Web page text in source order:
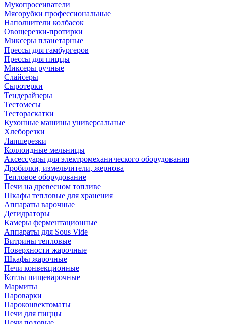
Мукопросеиватели
Мясорубки профессиональные
Наполнители колбасок
Овощерезки-протирки
Миксеры планетарные
Прессы для гамбургеров
Прессы для пиццы
Миксеры ручные
Слайсеры
Сыротерки
Тендерайзеры
Тестомесы
Тестораскатки
Кухонные машины универсальные
Хлеборезки
Лапшерезки
Коллоидные мельницы
Аксессуары для электромеханического оборудования
Дробилки, измельчители, жернова
Тепловое оборудование
Печи на древесном топливе
Шкафы тепловые для хранения
Аппараты варочные
Дегидраторы
Камеры ферментационные
Аппараты для Sous Vide
Витрины тепловые
Поверхности жарочные
Шкафы жарочные
Печи конвекционные
Котлы пищеварочные
Мармиты
Пароварки
Пароконвектоматы
Печи для пиццы